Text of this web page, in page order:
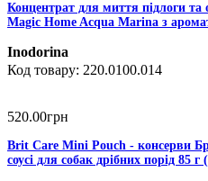
Концентрат для миття підлоги
Magic Home Acqua Marina з
Inodorina
220.0100.014
520.00грн
Brit Care Mini Pouch - консерви
соусі для собак дрібних порід 85 г